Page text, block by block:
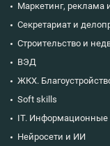
Маркетинг, реклама
Секретариат и
Строительство и
ВЭД
ЖКХ.
Soft skills
IT. Информационные
Нейросети и ИИ